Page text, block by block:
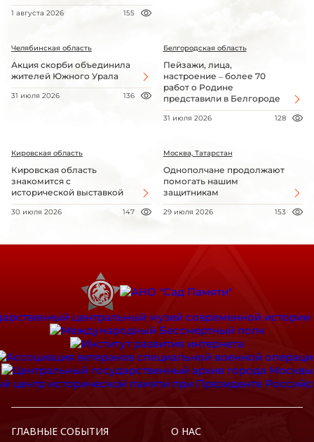
1 августа 2026 155
Челябинская область
Акция скорби объединила
жителей Южного Урала
31 июля 2026 136
Белгородская область
Пейзажи, лица,
настроение – более 70
работ о Родине
представили в Белгороде
31 июля 2026 128
Кировская область
Кировская область
знакомится с
исторической выставкой
30 июля 2026 147
Москва, Татарстан
Однополчане продолжают
помогать нашим
защитникам
29 июля 2026 153
ГЛАВНЫЕ СОБЫТИЯ О НАС